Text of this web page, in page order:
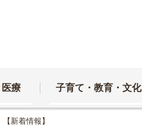
療 子育て・教育・文化
新着情報】